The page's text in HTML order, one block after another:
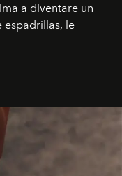
a diventare un
espadrillas, le